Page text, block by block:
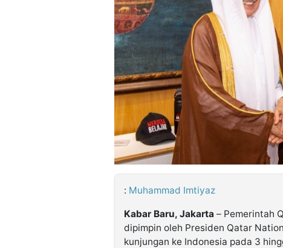
: Muhammad Imtiyaz
Kabar Baru, Jakarta – Pemerintah
dipimpin oleh Presiden Qatar
kunjungan ke Indonesia pada 3